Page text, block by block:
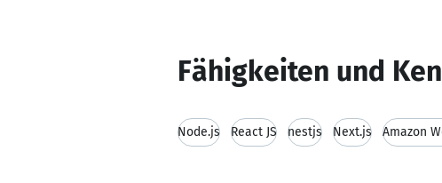
Fähigkeiten und
Node.js React JS nestjs Next.js Amazon